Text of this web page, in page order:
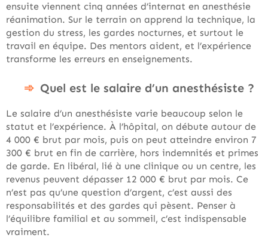
ensuite viennent cinq années d’internat en anesthésie
réanimation. Sur le terrain on apprend la technique, la
gestion du stress, les gardes nocturnes, et surtout le
travail en équipe. Des mentors aident, et l’expérience
transforme les erreurs en enseignements.
Quel est le salaire d’un anesthésiste ?
Le salaire d’un anesthésiste varie beaucoup selon le
statut et l’expérience. À l’hôpital, on débute autour de
4 000 € brut par mois, puis on peut atteindre environ 7
300 € brut en fin de carrière, hors indemnités et primes
de garde. En libéral, lié à une clinique ou un centre, les
revenus peuvent dépasser 12 000 € brut par mois. Ce
n’est pas qu’une question d’argent, c’est aussi des
responsabilités et des gardes qui pèsent. Penser à
l’équilibre familial et au sommeil, c’est indispensable
vraiment.